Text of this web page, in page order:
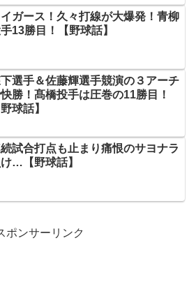
ガース！久々打線が大爆発！青柳
13勝目！【野球話】
選手＆佐藤輝選手競演の３アーチ
勝！髙橋投手は圧巻の11勝目！
野球話】
試合打点も止まり痛恨のサヨナラ
…【野球話】
ポンサーリンク